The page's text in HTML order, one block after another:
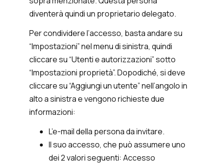
diventerà quindi un proprietario delegato.
Per condividere l’accesso, basta andare su
“Impostazioni” nel menu di sinistra, quindi
cliccare su “Utenti e autorizzazioni” sotto
“Impostazioni proprietà”. Dopodiché, si deve
cliccare su “Aggiungi un utente” nell’angolo in
alto a sinistra e vengono richieste due
informazioni:
L’e-mail della persona da invitare.
Il suo accesso, che può assumere uno
dei 2 valori seguenti: Accesso